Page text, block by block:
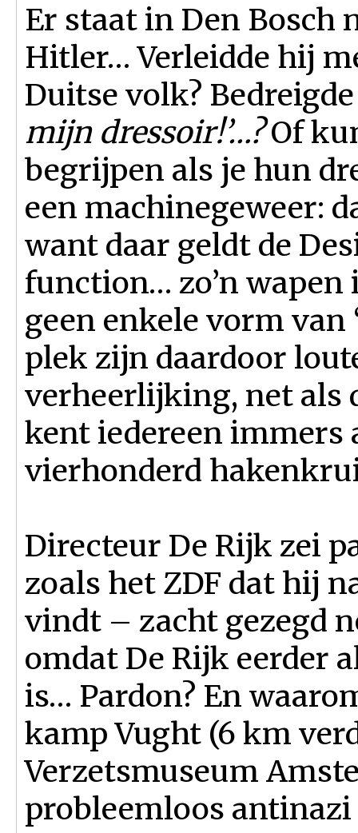
Er staat in Den Bosch
Hitler… Verleidde hij
Duitse volk?
mijn dressoir!’…?Of
begrijpen als je hun
een machinegeweer:
want daar geldt de
function… zo’n
geen enkele vorm van
plek zijn daardoor
verheerlijking, net als
kent iedereen
vierhonderd
Directeur De Rijk zei
zoals het ZDF dat hij
vindt – zacht gezegd
omdat De Rijk eerder
is… Pardon? En
kamp Vught (6 km
Verzetsmuseum
probleemloos antinazi